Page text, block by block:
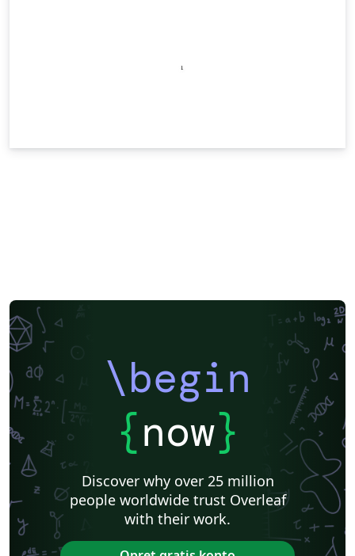
\begin
{now}
Discover why over 25 million
people worldwide trust Overleaf
with their work.